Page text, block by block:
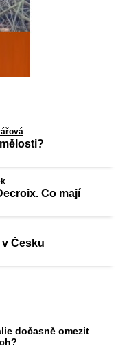
Co mají
Česku
dočasně omezit